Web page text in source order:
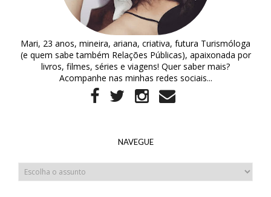
Mari, 23 anos, mineira, ariana, criativa, futura Turismóloga
(e quem sabe também Relações Públicas), apaixonada por
livros, filmes, séries e viagens! Quer saber mais?
Acompanhe nas minhas redes sociais...
NAVEGUE